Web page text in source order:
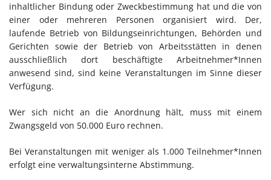
inhaltlicher Bindung oder Zweckbestimmung hat und die von
einer oder mehreren Personen organisiert wird. Der,
laufende Betrieb von Bildungseinrichtungen, Behörden und
Gerichten sowie der Betrieb von Arbeitsstätten in denen
ausschließlich dort beschäftigte Arbeitnehmer*Innen
anwesend sind, sind keine Veranstaltungen im Sinne dieser
Verfügung.
Wer sich nicht an die Anordnung hält, muss mit einem
Zwangsgeld von 50.000 Euro rechnen.
Bei Veranstaltungen mit weniger als 1.000 Teilnehmer*Innen
erfolgt eine verwaltungsinterne Abstimmung.